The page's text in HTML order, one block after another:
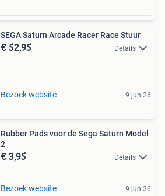
SEGA Saturn Arcade Racer Race Stuur
€ 52,95 Details
Bezoek website 9 jun 26
Rubber Pads voor de Sega Saturn Model
2
€ 3,95 Details
Bezoek website 9 jun 26